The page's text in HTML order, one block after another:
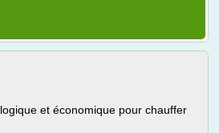
et économique pour chauffer